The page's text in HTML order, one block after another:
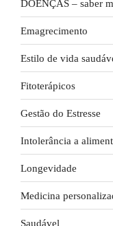
DOENÇAS – saber
Emagrecimento
Estilo de vida
Fitoterápicos
Gestão do Estresse
Intolerância a
Longevidade
Medicina
Saudável